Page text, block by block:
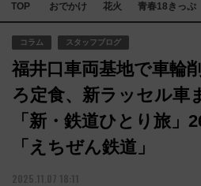
TOP おでかけ 花火 青春18きっぷ
コラム スタッフブログ
福井口車両基地で車輪
ろ定食、新ラッセル車
「新・鉄道ひとり旅」
「えちぜん鉄道」
2025.11.07 18:11